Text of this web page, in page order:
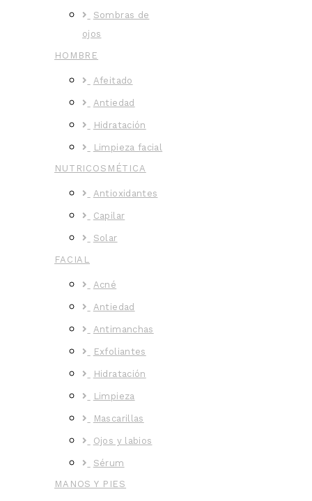
Sombras de
ojos
HOMBRE
Afeitado
Antiedad
Hidratación
Limpieza facial
NUTRICOSMÉTICA
Antioxidantes
Capilar
Solar
FACIAL
Acné
Antiedad
Antimanchas
Exfoliantes
Hidratación
Limpieza
Mascarillas
Ojos y labios
Sérum
MANOS Y PIES